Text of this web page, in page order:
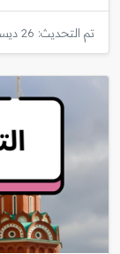
تم التحديث: 26 ديسمبر، 2025